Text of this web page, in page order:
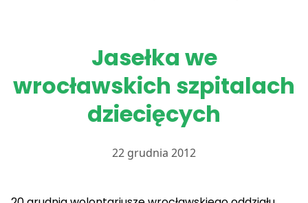
Jasełka we
wrocławskich szpitalach
dziecięcych
22 grudnia 2012